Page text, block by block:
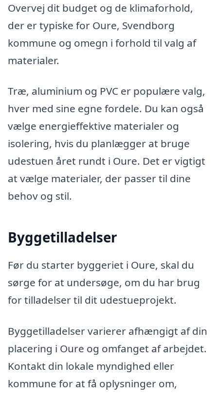
Overvej dit budget og de klimaforhold,
der er typiske for Oure, Svendborg
kommune og omegn i forhold til valg af
materialer.
Træ, aluminium og PVC er populære valg,
hver med sine egne fordele. Du kan også
vælge energieffektive materialer og
isolering, hvis du planlægger at bruge
udestuen året rundt i Oure. Det er vigtigt
at vælge materialer, der passer til dine
behov og stil.
Byggetilladelser
Før du starter byggeriet i Oure, skal du
sørge for at undersøge, om du har brug
for tilladelser til dit udestueprojekt.
Byggetilladelser varierer afhængigt af din
placering i Oure og omfanget af arbejdet.
Kontakt din lokale myndighed eller
kommune for at få oplysninger om,